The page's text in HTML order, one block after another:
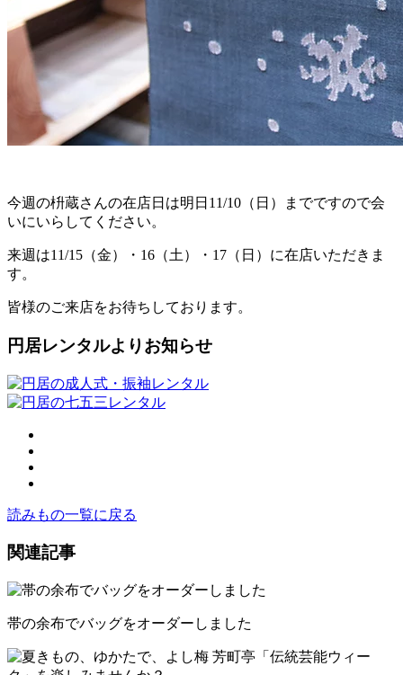
今週の枡蔵さんの在店日は明日11/10（日）までですので会
いにいらしてください。
来週は11/15（金）・16（土）・17（日）に在店いただきま
す。
皆様のご来店をお待ちしております。
円居レンタルよりお知らせ
読みもの一覧に戻る
関連記事
帯の余布でバッグをオーダーしました